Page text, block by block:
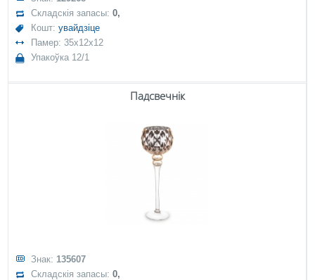
Складскія запасы:0,
Кошт:увайдзіце
Памер: 35x12x12
Упакоўка 12/1
Падсвечнік
Знак: 135607
Складскія запасы:0,